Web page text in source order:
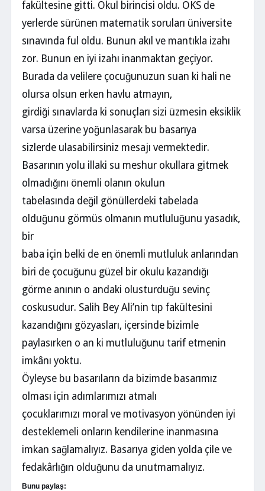
fakültesine gitti. Okul birincisi oldu. OKS de
yerlerde sürünen matematik soruları üniversite
sınavında ful oldu. Bunun akıl ve mantıkla izahı
zor. Bunun en iyi izahı inanmaktan geçiyor.
Burada da velilere çocuğunuzun suan ki hali ne
olursa olsun erken havlu atmayın,
girdiği sınavlarda ki sonuçları sizi üzmesin eksiklik
varsa üzerine yoğunlasarak bu basarıya
sizlerde ulasabilirsiniz mesajı vermektedir.
Basarının yolu illaki su meshur okullara gitmek
olmadığını önemli olanın okulun
tabelasında değil gönüllerdeki tabelada
olduğunu görmüs olmanın mutluluğunu yasadık,
bir
baba için belki de en önemli mutluluk anlarından
biri de çocuğunu güzel bir okulu kazandığı
görme anının o andaki olusturduğu sevinç
coskusudur. Salih Bey Ali’nin tıp fakültesini
kazandığını gözyasları, içersinde bizimle
paylasırken o an ki mutluluğunu tarif etmenin
imkânı yoktu.
Öyleyse bu basarıların da bizimde basarımız
olması için adımlarımızı atmalı
çocuklarımızı moral ve motivasyon yönünden iyi
desteklemeli onların kendilerine inanmasına
imkan sağlamalıyız. Basarıya giden yolda çile ve
fedakârlığın olduğunu da unutmamalıyız.
Bunu paylaş: